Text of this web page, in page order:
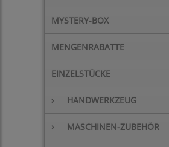
MYSTERY-BOX
MENGENRABATTE
EINZELSTÜCKE
› HANDWERKZEUG
› MASCHINEN-ZUBEHÖR